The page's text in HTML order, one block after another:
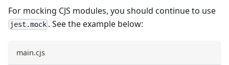
For mocking CJS modules, you should continue to use
jest.mock . See the example below:
main.cjs